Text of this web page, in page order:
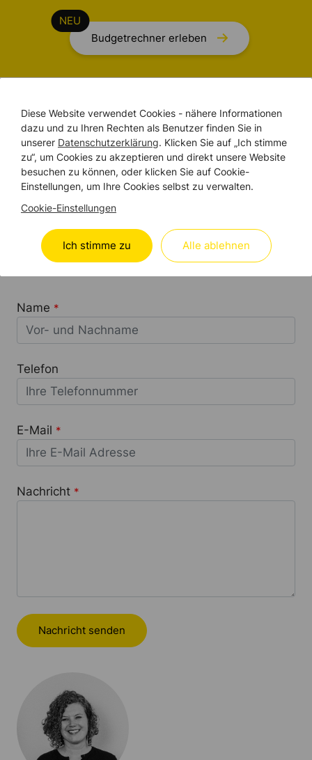
Budgetrechner erleben
Treten Sie mit uns in
KONTAKT
Bern oder Reinach liegt – wir freuen uns auf Ihre
Anfrage. Teilen Sie uns über das untenstehende
Formular mit, wie wir Ihnen helfen können und wir
Name *
Telefon
E-Mail *
Nachricht *
Nachricht senden
Diese Website verwendet Cookies - nähere Informationen
dazu und zu Ihren Rechten als Benutzer finden Sie in
unserer Datenschutzerklärung. Klicken Sie auf „Ich stimme
zu“, um Cookies zu akzeptieren und direkt unsere Website
besuchen zu können, oder klicken Sie auf Cookie-
Einstellungen, um Ihre Cookies selbst zu verwalten.
Cookie-Einstellungen
Ich stimme zu Alle ablehnen